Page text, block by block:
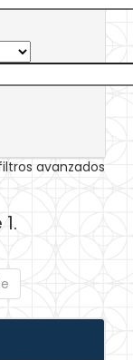
avanzados